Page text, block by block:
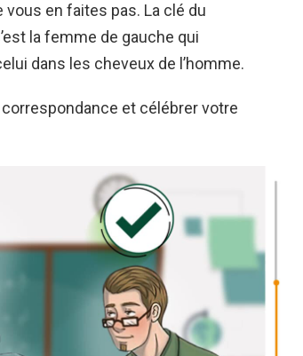
vous en faites pas. La clé du
la femme de gauche qui
dans les cheveux de l’homme.
et célébrer votre